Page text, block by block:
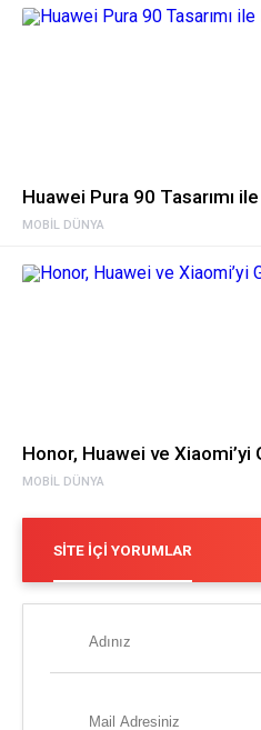
MOBIL DÜNYA
Huawei Pura 90 Tasarımı
MOBIL DÜNYA
Honor, Huawei ve Xiaomi’yi
SITE İÇI YORUMLAR